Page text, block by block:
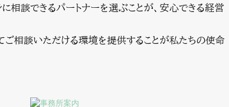
相談できるパートナーを選ぶことが、安心できる経営
ご相談いただける環境を提供することが私たちの使命